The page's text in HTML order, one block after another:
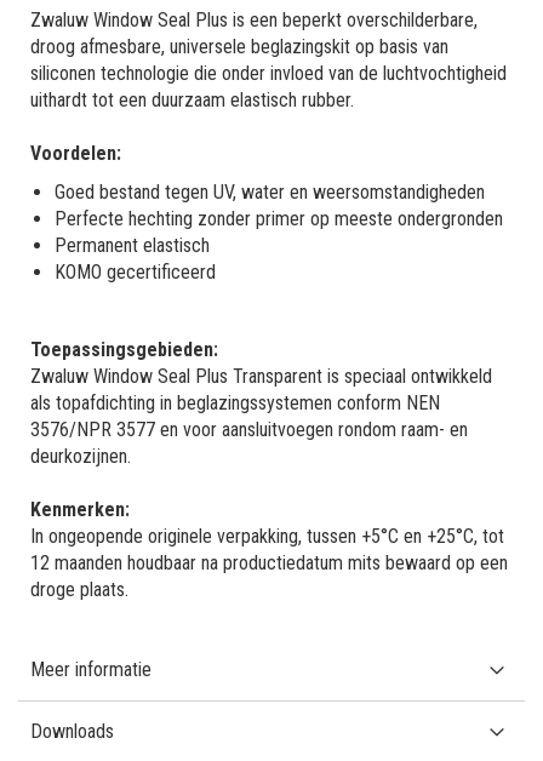
Zwaluw Window Seal Plus is een beperkt overschilderbare,
droog afmesbare, universele beglazingskit op basis van
siliconen technologie die onder invloed van de luchtvochtigheid
uithardt tot een duurzaam elastisch rubber.
Voordelen:
Goed bestand tegen UV, water en weersomstandigheden
Perfecte hechting zonder primer op meeste ondergronden
Permanent elastisch
KOMO gecertificeerd
Toepassingsgebieden:
Zwaluw Window Seal Plus Transparent is speciaal ontwikkeld
als topafdichting in beglazingssystemen conform NEN
3576/NPR 3577 en voor aansluitvoegen rondom raam- en
deurkozijnen.
Kenmerken:
In ongeopende originele verpakking, tussen +5°C en +25°C, tot
12 maanden houdbaar na productiedatum mits bewaard op een
droge plaats.
Meer informatie
Downloads